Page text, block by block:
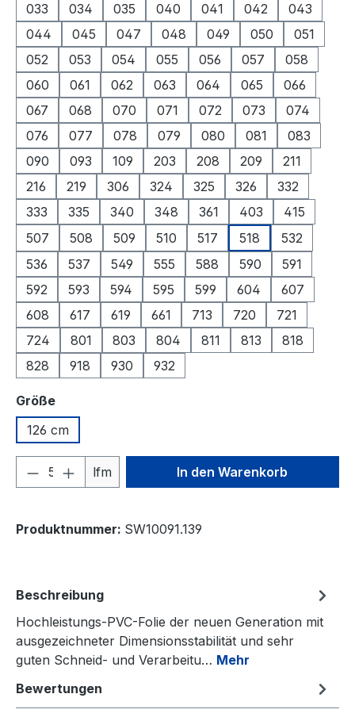
033
034 035 040 041 042
043
044
045 047 048 049 050
051
052
053 054 055 056 057
058
060
061 062 063 064 065
066
067
068 070 071 072 073
074
076
077 078 079 080 081
083
090
093 109 203 208 209
211
216
219 306 324 325 326
332
333
335 340 348 361 403
415
507
508 509 510 517 518
532
536
537 549 555 588 590
591
592
593 594 595 599 604
607
608
617 619 661 713 720
721
724
801 803 804 811 813
818
828
918 930 932
Größeauswählen
126 cm
Produkt Anzahl: Gib den
lfm In den Warenkorb
Produktnummer: SW10091.139
Beschreibung
Hochleistungs-PVC-Folie der neuen Generation mit
ausgezeichneter Dimensionsstabilität und sehr
guten Schneid- und Verarbeitu… Mehr
Bewertungen